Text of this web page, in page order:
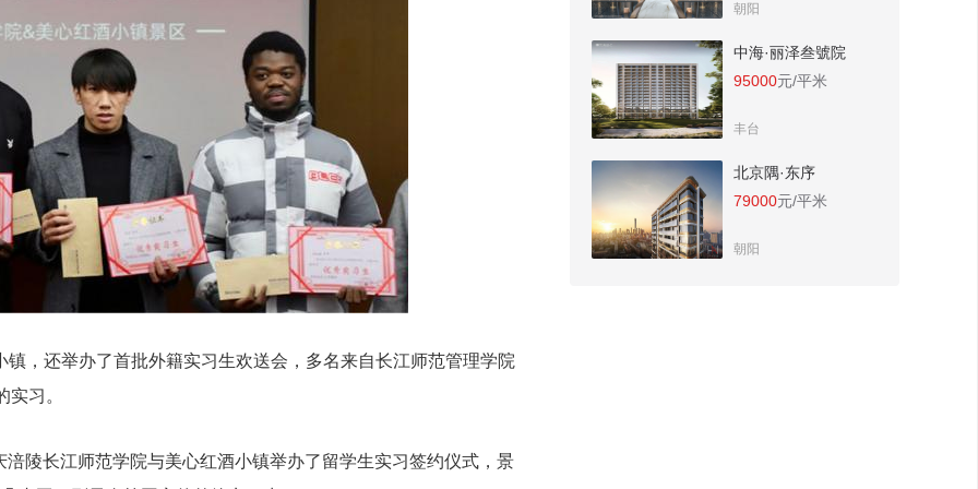
，还举办了首批外籍实习生欢送会，多名来自长江师范管理学院
习。
陵长江师范学院与美心红酒小镇举办了留学生实习签约仪式，景
朝阳
中海·丽泽叁號院
95000元/平米
丰台
北京隅·东序
79000元/平米
朝阳